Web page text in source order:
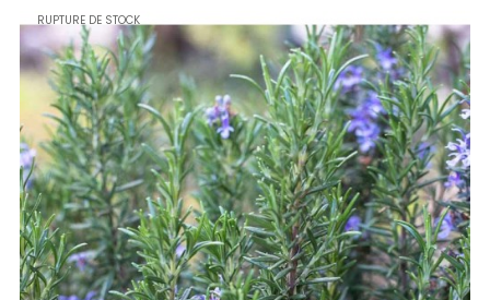
RUPTURE DE STOCK